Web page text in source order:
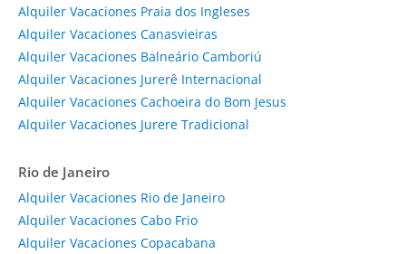
Alquiler Vacaciones Praia dos Ingleses
Alquiler Vacaciones Canasvieiras
Alquiler Vacaciones Balneário Camboriú
Alquiler Vacaciones Jurerê Internacional
Alquiler Vacaciones Cachoeira do Bom Jesus
Alquiler Vacaciones Jurere Tradicional
Rio de Janeiro
Alquiler Vacaciones Rio de Janeiro
Alquiler Vacaciones Cabo Frio
Alquiler Vacaciones Copacabana